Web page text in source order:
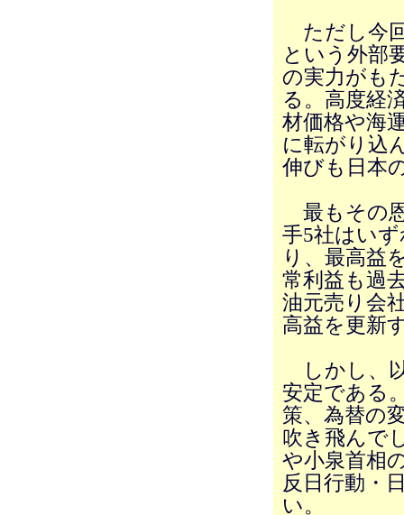
ただし今
という外部
の実力がも
る。高度経
材価格や海
に転がり込
伸びも日本
最もその
手5社はい
り、最高益
常利益も過
油元売り会
高益を更新
しかし、
安定である
策、為替の
吹き飛んで
や小泉首相
反日行動・
い。